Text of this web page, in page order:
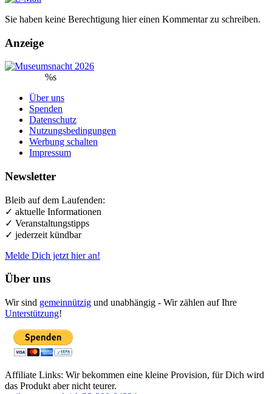
Sie haben keine Berechtigung hier einen Kommentar zu schreiben.
Anzeige
%s
Über uns
Spenden
Datenschutz
Nutzungsbedingungen
Werbung schalten
Impressum
Newsletter
Bleib auf dem Laufenden:
✓ aktuelle Informationen
✓ Veranstaltungstipps
✓ jederzeit kündbar
Melde Dich jetzt hier an!
Über uns
Wir sind gemeinnützig und unabhängig - Wir zählen auf Ihre
Unterstützung!
Affiliate Links: Wir bekommen eine kleine Provision, für Dich wird
das Produkt aber nicht teurer.